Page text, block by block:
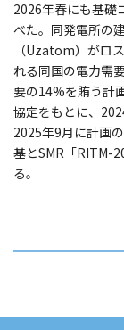
2026年春にも基礎
べた。同発電所の
（Uzatom）がロ
れる同国の電力需
要の14%を賄う計
協定をもとに、
2025年9月に計画
基とSMR「RITM-
る。